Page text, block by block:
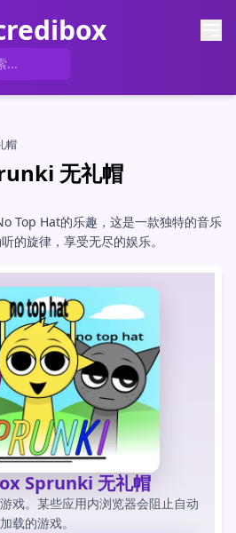
帽
无礼帽
Top Hat的乐趣，这是一款独特的音乐
的旋律，享受无尽的娱乐。
Sprunki 无礼帽
戏。某些应用内浏览器会阻止自动
加载的游戏。